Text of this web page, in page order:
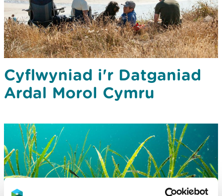
Cyflwyniad i'r Datganiad
Ardal Morol Cymru